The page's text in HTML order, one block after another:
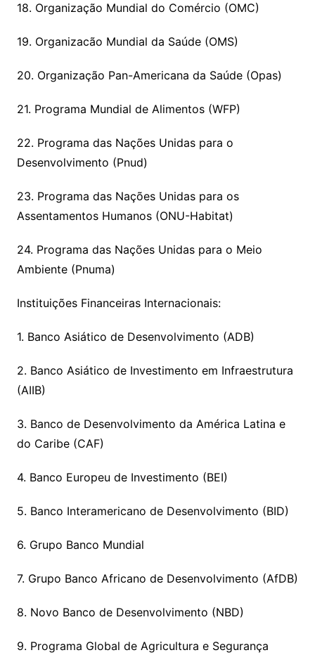
18. Organização Mundial do Comércio (OMC)
19. Organizacão Mundial da Saúde (OMS)
20. Organização Pan-Americana da Saúde (Opas)
21. Programa Mundial de Alimentos (WFP)
22. Programa das Nações Unidas para o
Desenvolvimento (Pnud)
23. Programa das Nações Unidas para os
Assentamentos Humanos (ONU-Habitat)
24. Programa das Nações Unidas para o Meio
Ambiente (Pnuma)
Instituições Financeiras Internacionais:
1. Banco Asiático de Desenvolvimento (ADB)
2. Banco Asiático de Investimento em Infraestrutura
(AIIB)
3. Banco de Desenvolvimento da América Latina e
do Caribe (CAF)
4. Banco Europeu de Investimento (BEI)
5. Banco Interamericano de Desenvolvimento (BID)
6. Grupo Banco Mundial
7. Grupo Banco Africano de Desenvolvimento (AfDB)
8. Novo Banco de Desenvolvimento (NBD)
9. Programa Global de Agricultura e Segurança